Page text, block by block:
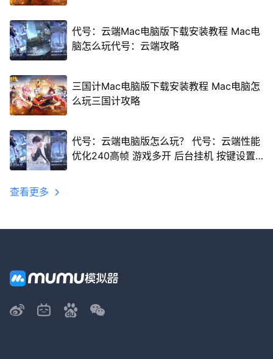
代号：云端Mac电脑版下载安装教程 Mac电
脑怎么玩代号：云端攻略
三国计Mac电脑版下载安装教程 Mac电脑怎
么玩三国计攻略
代号：云端电脑版怎么玩？ 代号：云端性能
优化240高帧 游戏多开 后台挂机 按键设置
查看更多